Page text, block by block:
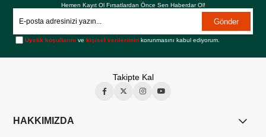
Hemen Kayıt Ol Fırsatlardan Önce Sen Haberdar Ol!
Gönder
Üyelik koşullarını vekişisel verilerimin korunmasını kabul ediyorum.
Takipte Kal
HAKKIMIZDA